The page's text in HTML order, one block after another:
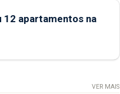
12 apartamentos na
VER MAIS